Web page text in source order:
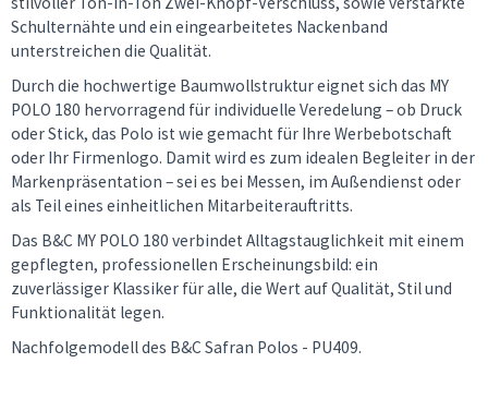
Schulternähte und ein eingearbeitetes Nackenband
unterstreichen die Qualität.
Durch die hochwertige Baumwollstruktur eignet sich das MY
POLO 180 hervorragend für individuelle Veredelung – ob Druck
oder Stick, das Polo ist wie gemacht für Ihre Werbebotschaft
oder Ihr Firmenlogo. Damit wird es zum idealen Begleiter in der
Markenpräsentation – sei es bei Messen, im Außendienst oder
als Teil eines einheitlichen Mitarbeiterauftritts.
Das B&C MY POLO 180 verbindet Alltagstauglichkeit mit einem
gepflegten, professionellen Erscheinungsbild: ein
zuverlässiger Klassiker für alle, die Wert auf Qualität, Stil und
Funktionalität legen.
Nachfolgemodell des B&C Safran Polos - PU409.